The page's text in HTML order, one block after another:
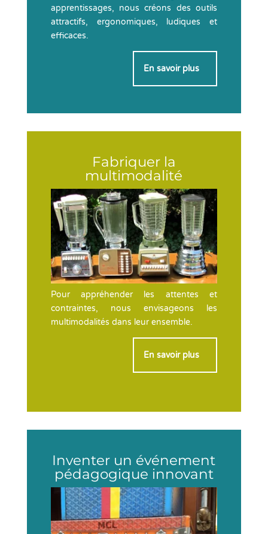
apprentissages, nous créons des outils
attractifs, ergonomiques, ludiques et
efficaces.
En savoir plus
Fabriquer la
multimodalité
Pour appréhender les attentes et
contraintes, nous envisageons les
multimodalités dans leur ensemble.
En savoir plus
Inventer un événement
pédagogique innovant